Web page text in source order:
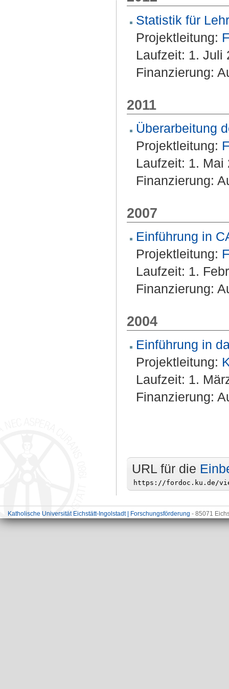
Statistik für
Projektleitung:
Laufzeit: 1. Juli
Finanzierung:
2011
Überarbeitung
Projektleitung:
Laufzeit: 1. Mai
Finanzierung:
2007
Einführung in
Projektleitung:
Laufzeit: 1.
Finanzierung:
2004
Einführung in
Projektleitung:
Laufzeit: 1.
Finanzierung:
URL für die
Katholische Universität Eichstätt-Ingolstadt | Forschungsförderung - 85071